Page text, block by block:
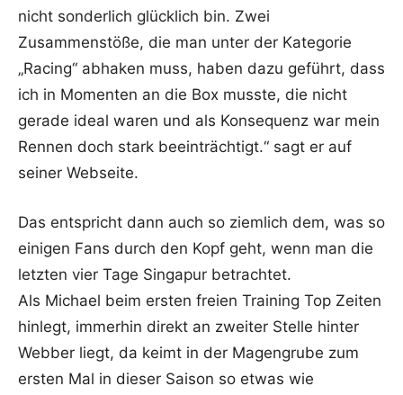
nicht sonderlich glücklich bin. Zwei
Zusammenstöße, die man unter der Kategorie
„Racing“ abhaken muss, haben dazu geführt, dass
ich in Momenten an die Box musste, die nicht
gerade ideal waren und als Konsequenz war mein
Rennen doch stark beeinträchtigt.“ sagt er auf
seiner Webseite.
Das entspricht dann auch so ziemlich dem, was so
einigen Fans durch den Kopf geht, wenn man die
letzten vier Tage Singapur betrachtet.
Als Michael beim ersten freien Training Top Zeiten
hinlegt, immerhin direkt an zweiter Stelle hinter
Webber liegt, da keimt in der Magengrube zum
ersten Mal in dieser Saison so etwas wie